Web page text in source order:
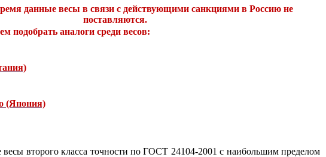
данные весы в связи с действующими санкциями в Россию не
поставляются.
подобрать аналоги среди весов:
(Япония)
второго класса точности по ГОСТ 24104-2001 с наибольшим пределом